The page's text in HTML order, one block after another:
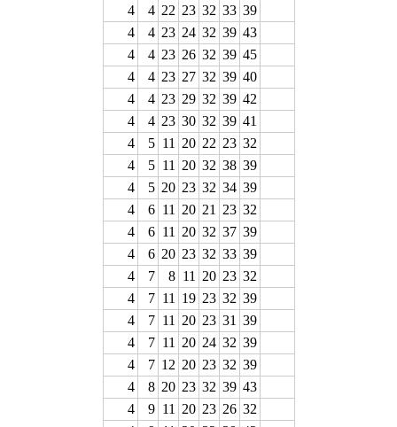
4 4 22 23 32 33 39
4
4 23 24 32 39 43
4
4 23 26 32 39 45
4
4 23 27 32 39 40
4
4 23 29 32 39 42
4
4 23 30 32 39 41
4
5 11 20 22 23 32
4
5 11 20 32 38 39
4
5 20 23 32 34 39
4
6 11 20 21 23 32
4
6 11 20 32 37 39
4
6 20 23 32 33 39
4
7 8 11 20 23 32
4
7 11 19 23 32 39
4
7 11 20 23 31 39
4
7 11 20 24 32 39
4
7 12 20 23 32 39
4
8 20 23 32 39 43
4
9 11 20 23 26 32